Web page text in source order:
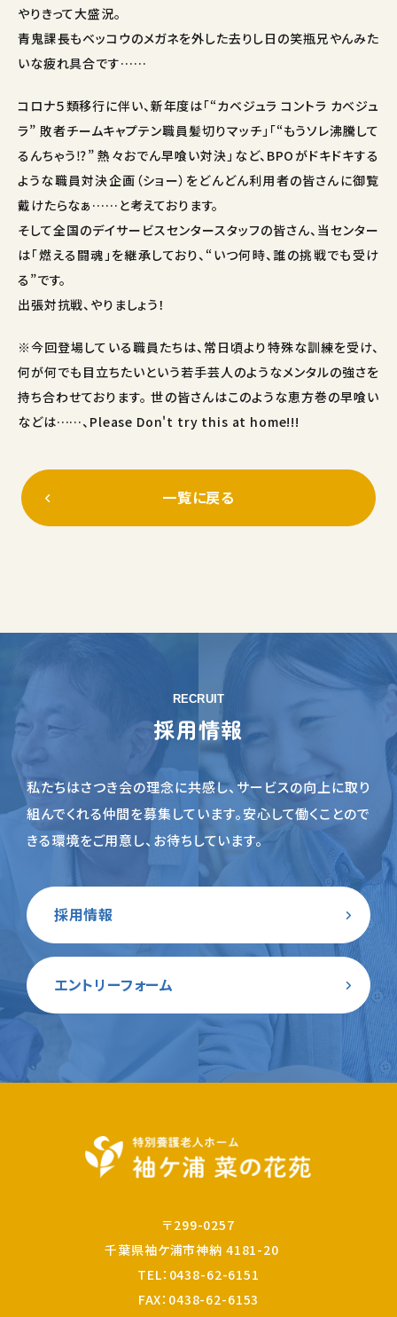
やりきって大盛況。
青鬼課長もベッコウのメガネを外した去りし日の笑瓶兄やんみた
いな疲れ具合です……
コロナ５類移行に伴い、新年度は「“カベジュラ コントラ カベジュ
ラ” 敗者チームキャプテン職員髪切りマッチ」「“もうソレ沸騰して
るんちゃう⁉” 熱々おでん早喰い対決」など、BPOがドキドキする
ような職員対決企画（ショー）をどんどん利用者の皆さんに御覧
戴けたらなぁ……と考えております。
そして全国のデイサービスセンタースタッフの皆さん、当センター
は「燃える闘魂」を継承しており、“いつ何時、誰の挑戦でも受け
る”です。
出張対抗戦、やりましょう！
※今回登場している職員たちは、常日頃より特殊な訓練を受け、
何が何でも目立ちたいという若手芸人のようなメンタルの強さを
持ち合わせております。 世の皆さんはこのような恵方巻の早喰い
などは……、Please Don't try this at home!!!
一覧に戻る
RECRUIT
採用情報
私たちはさつき会の理念に共感し、サービスの向上に取り
組んでくれる仲間を募集しています。安心して働くことので
きる環境をご用意し、お待ちしています。
採用情報
エントリーフォーム
〒299-0257
千葉県袖ケ浦市神納 4181-20
TEL： 0438-62-6151
FAX：0438-62-6153